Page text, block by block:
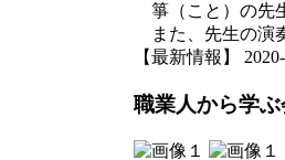
箏（こと）の先
また、先生の演
【最新情報】
職業人から学ぶ